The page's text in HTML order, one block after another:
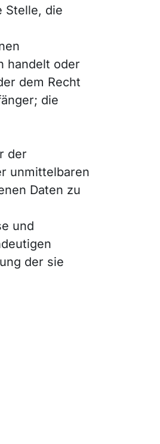
Stelle, die
handelt oder
dem Recht
die
der
unmittelbaren
Daten zu
und
der sie